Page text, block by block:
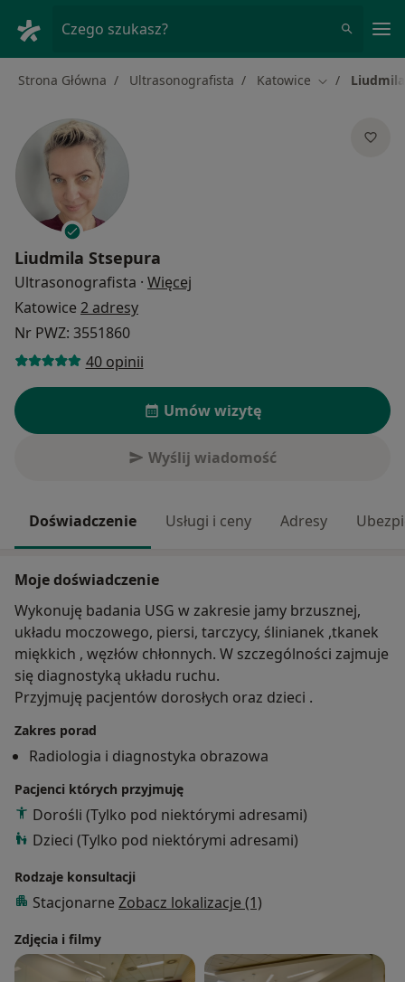
Czego szukasz?
Strona Główna Ultrasonografista Katowice Zmień miasto
Liudmila Stsepura
Ultrasonografista · Więcej
Katowice 2 adresy
Nr PWZ: 3551860
40 opinii
Umów wizytę
Wyślij wiadomość
Doświadczenie Usługi i ceny Adresy
Moje doświadczenie
Wykonuję badania USG w zakresie jamy brzusznej,
układu moczowego, piersi, tarczycy, ślinianek ,tkanek
miękkich , węzłów chłonnych. W szczególności zajmuje
się diagnostyką układu ruchu.
Przyjmuję pacjentów dorosłych oraz dzieci .
Zakres porad
Radiologia i diagnostyka obrazowa
Pacjenci których przyjmuję
Dorośli (Tylko pod niektórymi adresami)
Dzieci (Tylko pod niektórymi adresami)
Rodzaje konsultacji
Stacjonarne Zobacz lokalizacje (1)
Zdjęcia i filmy